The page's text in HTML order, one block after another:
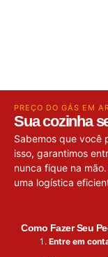
PREÇO DO GÁS EM
Sua cozinha
Sabemos que você
isso, garantimos
nunca fique na
uma logística
Como Fazer Seu
Entre em